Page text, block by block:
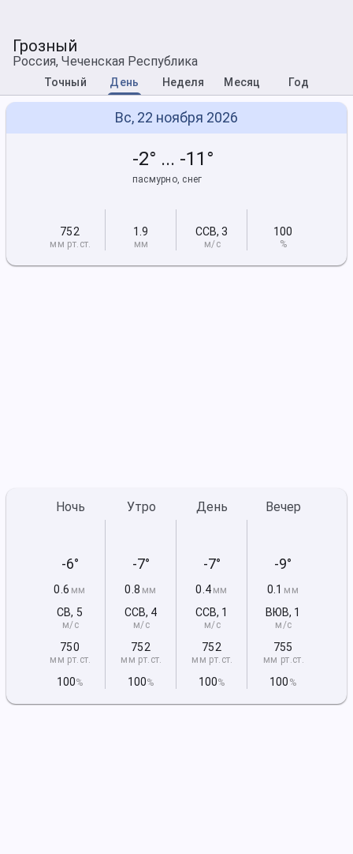
Грозный
Россия, Чеченская Республика
Точный День Неделя Месяц Год
Вс, 22 ноября 2026
-2° ... -11°
пасмурно, снег
752
мм рт.ст.
1.9
мм
ССВ,3
м/с
100
%
Ночь
-6°
0.6 мм
СВ, 5
м/с
750
мм рт.ст.
100%
Утро
-7°
0.8 мм
ССВ, 4
м/с
752
мм рт.ст.
100%
День
-7°
0.4 мм
ССВ, 1
м/с
752
мм рт.ст.
100%
Вечер
-9°
0.1 мм
ВЮВ, 1
м/с
755
мм рт.ст.
100 %